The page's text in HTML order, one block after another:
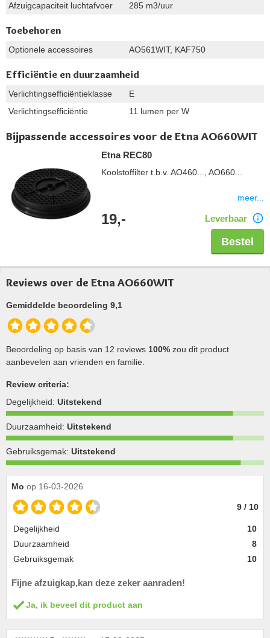
Afzuigcapaciteit luchtafvoer
285 m3/uur
Toebehoren
Optionele accessoires AO561WIT, KAF750
Efficiëntie en duurzaamheid
Verlichtingsefficiëntieklasse
E
Verlichtingsefficiëntie
11 lumen per W
Bijpassende accessoires voor de Etna AO660WIT
Etna REC80
Koolstoffilter t.b.v. AO460..., AO660...
meer...
19,- Leverbaar
Bestel
Reviews over de Etna AO660WIT
Gemiddelde beoordeling 9,1
Beoordeling op basis van 12 reviews 100% zou dit product
aanbevelen aan vrienden en familie.
Review criteria:
Degelijkheid: Uitstekend
Duurzaamheid: Uitstekend
Gebruiksgemak: Uitstekend
Mo op 16-03-2026
9 / 10
Degelijkheid
10
Duurzaamheid
8
Gebruiksgemak
10
Fijne afzuigkap,kan deze zeker aanraden!
Ja, ik beveel dit product aan